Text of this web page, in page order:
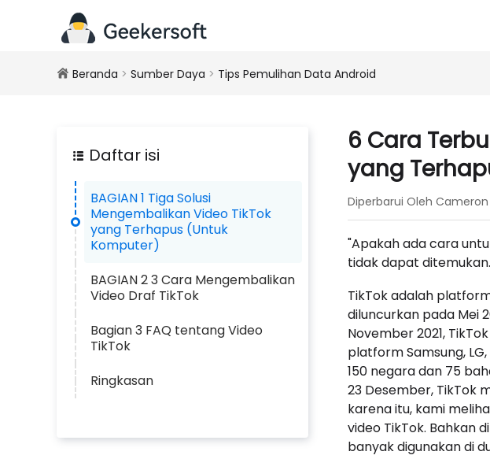
Beranda > Sumber Daya > Tips Pemulihan Data Android
Daftar isi
BAGIAN 1 Tiga Solusi
Mengembalikan Video TikTok
yang Terhapus (Untuk
Komputer)
BAGIAN 2 3 Cara Mengembalikan
Video Draf TikTok
Bagian 3 FAQ tentang Video
TikTok
Ringkasan
6 Cara
yang
Diperbarui Oleh Cameron
"Apakah ada cara
tidak dapat
TikTok adalah
diluncurkan pada Mei
November 2021,
platform Samsung,
150 negara dan 75
23 Desember, TikTok
karena itu, kami
video TikTok. Bahkan
banyak digunakan di